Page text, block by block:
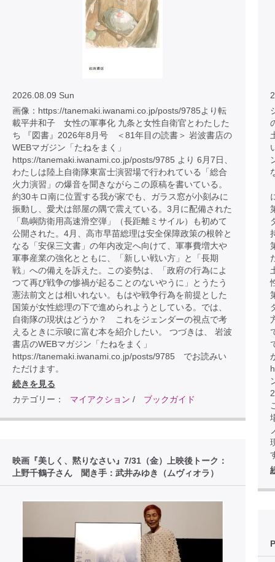
2026.08.09 Sun
画像：https://tanemaki.iwanami.co.jp/posts/9785より転
載平井和子 女性の軍事化 九条と女性自衛官とわたした
ち 『図書』2026年8月号 ＜81年目の読書＞ 岩波書店の
WEBマガジン「たねをまく」
https://tanemaki.iwanami.co.jp/posts/9785 より 6月7日、
わたしは陸上自衛隊東富士演習場で行われている「総合
火力演習」の爆音を聞きながらこの原稿を書いている。
約30キロ南に位置する我が家でも、ガラス窓が小刻みに
振動し、愛犬は部屋の隅で震えている。3月に配備された
「島嶼防衛用高速滑空弾」（長距離ミサイル）も初めて
公開された。4月、高市早苗総理は安全保障政策の根幹と
なる「安保三文書」の年内改定へ向けて、軍事費増大や
軍事産業の強化とともに、「新しい戦い方」と「長期
戦」への備えを訴えた。この姿勢は、「政府の行為によ
つて再び戦争の惨禍が起ることのないやうに」とうたう
憲法前文とは相いれない。もはや戦争行為を前提とした
国策が女性総理の下で進められようとしている。では、
自衛隊の現状はどうか？ これをジェンダーの視点で考
えるときに示唆に富む本を紹介したい。 つづきは、 岩波
書店のWEBマガジン「たねをまく」
https://tanemaki.iwanami.co.jp/posts/9785 でお読みい
ただけます。
続きを見る
カテゴリー：
マイアクション / ブックガイド
映画『美しく、黙りなさい』7/31（金）上映後トーク：
上野千鶴子さん 聞き手：武井みゆき（ムヴィオラ）